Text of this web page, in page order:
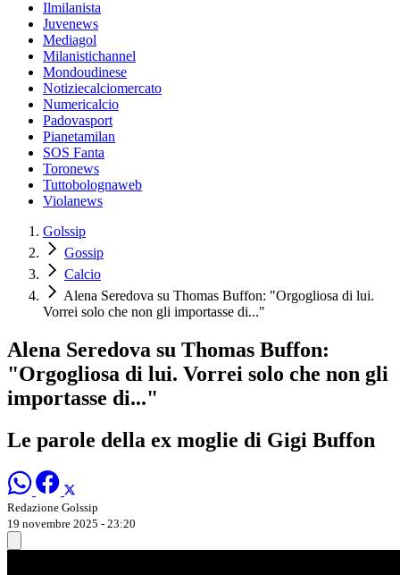
Ilmilanista
Juvenews
Mediagol
Milanistichannel
Mondoudinese
Notiziecalciomercato
Numericalcio
Padovasport
Pianetamilan
SOS Fanta
Toronews
Tuttobolognaweb
Violanews
Golssip
Gossip
Calcio
Alena Seredova su Thomas Buffon: "Orgogliosa di lui.
Vorrei solo che non gli importasse di..."
Alena Seredova su Thomas Buffon:
"Orgogliosa di lui. Vorrei solo che non gli
importasse di..."
Le parole della ex moglie di Gigi Buffon
Redazione Golssip
19 novembre 2025 - 23:20